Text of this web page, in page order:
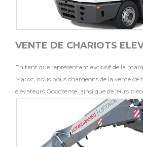
VENTE DE CHARIOTS
En tant que représentant exclusif de la
Maroc, nous nous chargeons de la vente
élévateurs Goodsense, ainsi que de leurs